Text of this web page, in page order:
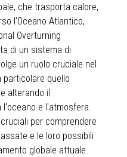
che trasporta calore,
l'Oceano Atlantico,
Overturning
di un sistema di
un ruolo cruciale nel
particolare quello
alterando il
e l'atmosfera.
per comprendere
e le loro possibili
globale attuale.